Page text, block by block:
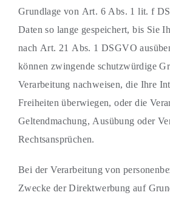
Grundlage von Art. 6 Abs. 1 lit. f
Daten so lange gespeichert, bis Sie
nach Art. 21 Abs. 1 DSGVO
können zwingende schutzwürdige
Verarbeitung nachweisen, die Ihre
Freiheiten überwiegen, oder die
Geltendmachung, Ausübung oder
Rechtsansprüchen.
Bei der Verarbeitung von
Zwecke der Direktwerbung auf